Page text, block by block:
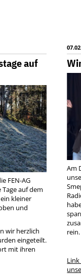
auf
FEN-AG
auf dem
kleiner
und
wir herzlich
eingeteilt.
mit ihren
Am